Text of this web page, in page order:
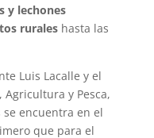
y lechones
ruraleshasta las
Luis Lacalle y el
y Pesca,
encuentra en el
que para el